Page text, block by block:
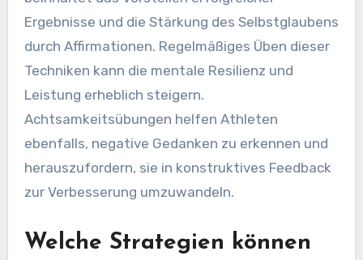
Ergebnisse und die Stärkung des Selbstglaubens
durch Affirmationen. Regelmäßiges Üben dieser
Techniken kann die mentale Resilienz und
Leistung erheblich steigern.
Achtsamkeitsübungen helfen Athleten
ebenfalls, negative Gedanken zu erkennen und
herauszufordern, sie in konstruktives Feedback
zur Verbesserung umzuwandeln.
Welche Strategien können